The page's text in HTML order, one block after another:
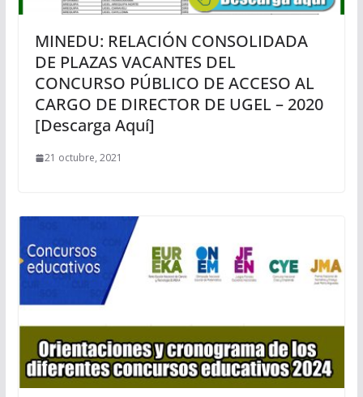
MINEDU: RELACIÓN CONSOLIDADA
DE PLAZAS VACANTES DEL
CONCURSO PÚBLICO DE ACCESO AL
CARGO DE DIRECTOR DE UGEL – 2020
[Descarga Aquí]
21 octubre, 2021